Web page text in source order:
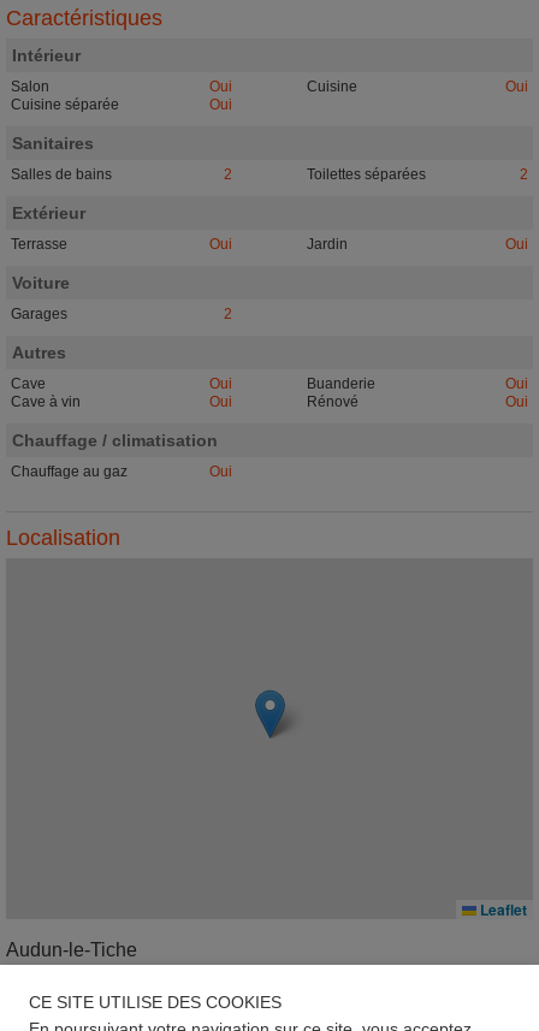
Caractéristiques
Intérieur
Salon Oui Cuisine
Oui
Cuisine séparée
Oui
Sanitaires
Salles de bains 2 Toilettes séparées 2
Extérieur
Terrasse Oui Jardin Oui
Voiture
Garages 2
Autres
Cave Oui Buanderie
Oui
Cave à vin
Oui Rénové Oui
Chauffage / climatisation
Chauffage au gaz Oui
Localisation
Leaflet
Audun-le-Tiche
Géorisques
CE SITE UTILISE DES COOKIES